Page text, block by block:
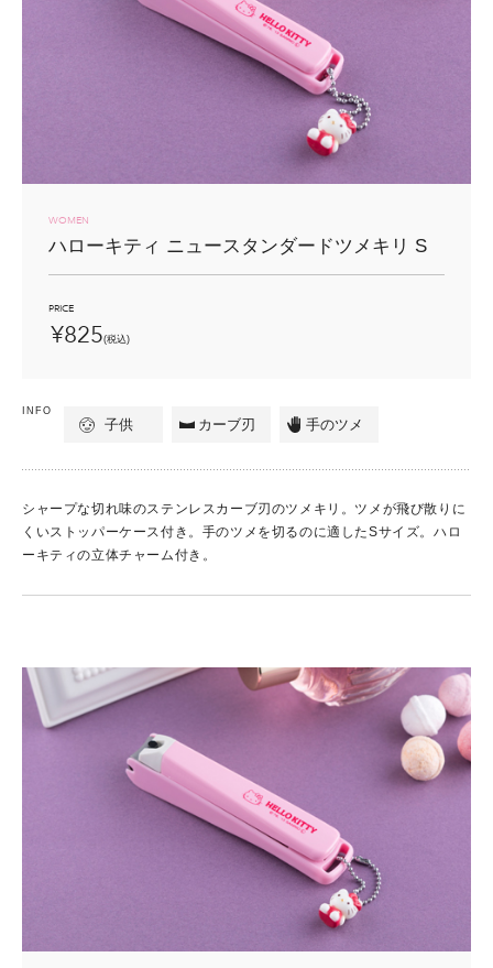
WOMEN
ハローキティ ニュースタンダードツメキリ S
PRICE
¥825(税込)
INFO
子供 カーブ刃 手のツメ
シャープな切れ味のステンレスカーブ刃のツメキリ。ツメが飛び散りに
くいストッパーケース付き。手のツメを切るのに適したSサイズ。ハロ
ーキティの立体チャーム付き。